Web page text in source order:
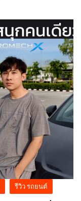
รีวิว รถยนต์